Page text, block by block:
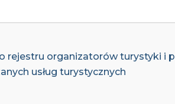
rejestru organizatorów turystyki i
usług turystycznych